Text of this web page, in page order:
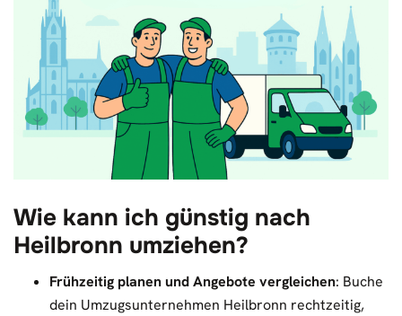
Wie kann ich günstig nach
Heilbronn umziehen?
Frühzeitig planen und Angebote vergleichen: Buche
dein Umzugsunternehmen Heilbronn rechtzeitig,